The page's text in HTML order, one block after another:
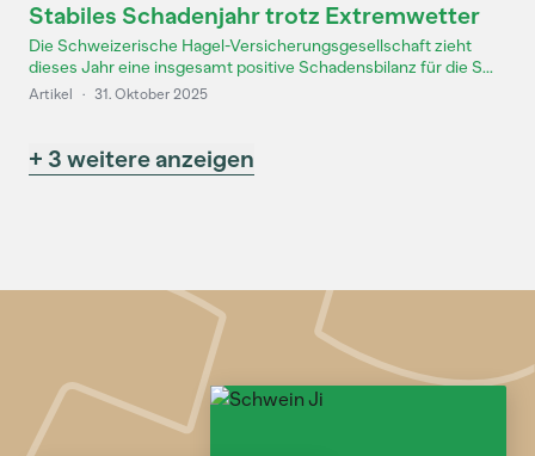
Stabiles Schadenjahr trotz Extremwetter
Die Schweizerische Hagel-Versicherungsgesellschaft zieht
dieses Jahr eine insgesamt positive Schadensbilanz für die S...
Artikel · 31. Oktober 2025
+ 3 weitere anzeigen